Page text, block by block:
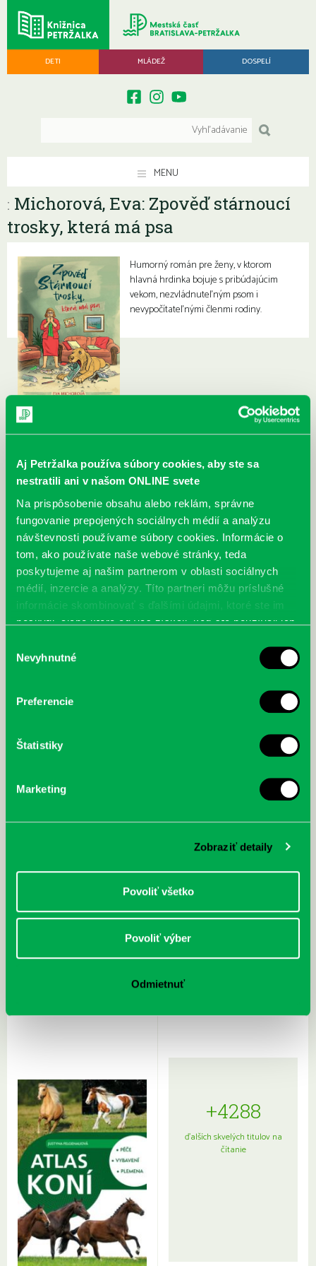
Aj Petržalka používa súbory cookies, aby ste sa
nestratili ani v našom ONLINE svete
Na prispôsobenie obsahu alebo reklám, správne
fungovanie prepojených sociálnych médií a analýzu
návštevnosti používame súbory cookies. Informácie o
tom, ako používate naše webové stránky, teda
poskytujeme aj našim partnerom v oblasti sociálnych
médií, inzercie a analýzy. Títo partneri môžu príslušné
informácie skombinovať s ďalšími údajmi, ktoré ste im
poskytli, alebo ktoré od vás získali, keď ste používali ich
súhlasu
Nevyhnutné
Preferencie
Štatistiky
Marketing
Zobraziť detaily
Povoliť všetko
Povoliť výber
Odmietnuť
DETI MLÁDEŽ DOSPELÍ
MENU
: Michorová, Eva: Zpověď stárnoucí
trosky, která má psa
Humorný román pre ženy, v ktorom
hlavná hrdinka bojuje s pribúdajúcim
vekom, nezvládnuteľným psom i
nevypočítateľnými členmi rodiny.
cyklistu modernej doby:
nezastaviteľný
Sprievodca po hviezdnej oblohe
kompletný sprievodca
+4288
ďalších skvelých titulov na
čítanie